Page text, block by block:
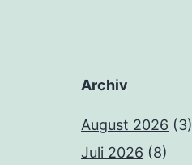
Archiv
August 2026 (3)
Juli 2026 (8)